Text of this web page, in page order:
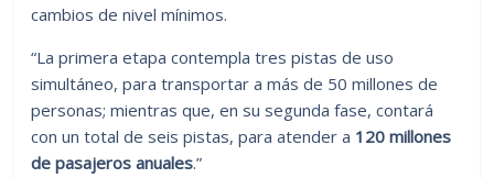
cambios de nivel mínimos.
“La primera etapa contempla tres pistas de uso
simultáneo, para transportar a más de 50 millones de
personas; mientras que, en su segunda fase, contará
con un total de seis pistas, para atender a 120 millones
de pasajeros anuales.”